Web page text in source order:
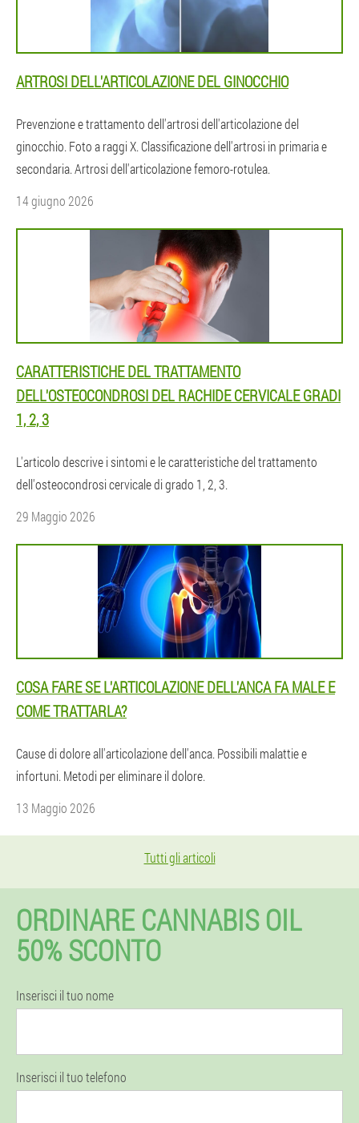
ARTROSI DELL'ARTICOLAZIONE DEL GINOCCHIO
Prevenzione e trattamento dell'artrosi dell'articolazione del
ginocchio. Foto a raggi X. Classificazione dell'artrosi in primaria e
secondaria. Artrosi dell'articolazione femoro-rotulea.
14 giugno 2026
CARATTERISTICHE DEL TRATTAMENTO
DELL'OSTEOCONDROSI DEL RACHIDE CERVICALE GRADI
1, 2, 3
L'articolo descrive i sintomi e le caratteristiche del trattamento
dell'osteocondrosi cervicale di grado 1, 2, 3.
29 Maggio 2026
COSA FARE SE L'ARTICOLAZIONE DELL'ANCA FA MALE E
COME TRATTARLA?
Cause di dolore all'articolazione dell'anca. Possibili malattie e
infortuni. Metodi per eliminare il dolore.
13 Maggio 2026
Tutti gli articoli
ORDINARE CANNABIS OIL
50% SCONTO
Inserisci il tuo nome
Inserisci il tuo telefono